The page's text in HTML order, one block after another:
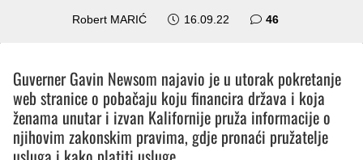
Robert MARIĆ 16.09.22 46komentara
Guverner Gavin Newsom najavio je u utorak pokretanje
web stranice o pobačaju koju financira država i koja
ženama unutar i izvan Kalifornije pruža informacije o
njihovim zakonskim pravima, gdje pronaći pružatelje